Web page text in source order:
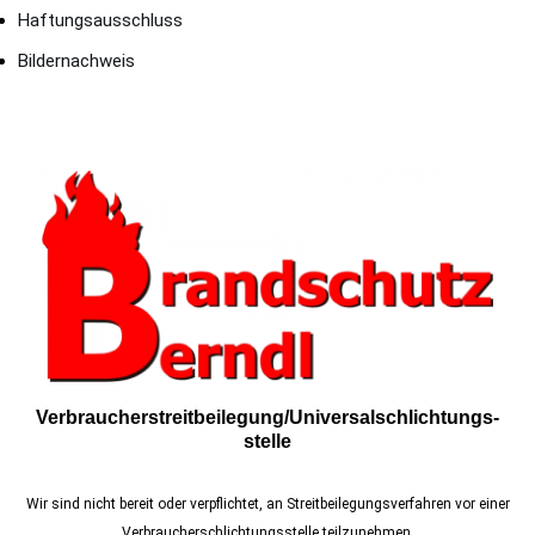
Haftungsausschluss
Bildernachweis
Verbraucher­streit­beilegung/Universal­schlichtungs­
stelle
Wir sind nicht bereit oder verpflichtet, an Streitbeilegungsverfahren vor einer